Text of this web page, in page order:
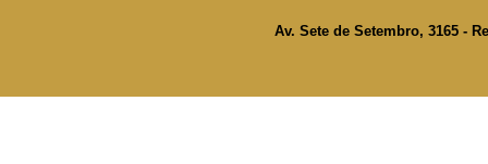
Av. Sete de Setembro, 3165 -